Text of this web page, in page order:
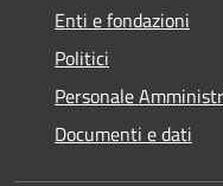
Enti e fondazioni
Politici
Personale
Documenti e dati